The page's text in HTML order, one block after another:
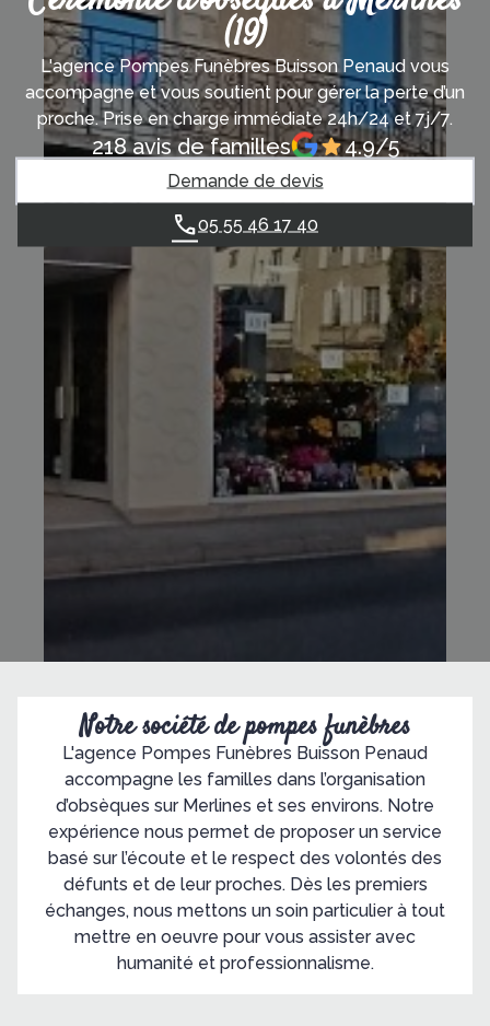
(19)
L'agence Pompes Funèbres Buisson Penaud vous
accompagne et vous soutient pour gérer la perte d’un
proche. Prise en charge immédiate 24h/24 et 7j/7.
218 avis de familles 4.9/5
Demande de devis
05 55 46 17 40
Notre société de pompes funèbres
L'agence Pompes Funèbres Buisson Penaud
accompagne les familles dans l’organisation
d’obsèques sur Merlines et ses environs. Notre
expérience nous permet de proposer un service
basé sur l’écoute et le respect des volontés des
défunts et de leur proches. Dès les premiers
échanges, nous mettons un soin particulier à tout
mettre en oeuvre pour vous assister avec
humanité et professionnalisme.